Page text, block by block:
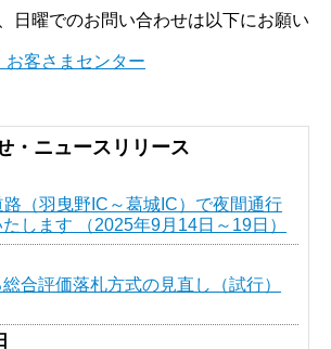
日曜でのお問い合わせは以下にお願い
客さまセンター
・ニュースリリース
路（羽曳野IC～葛󠄀城IC）で夜間通行
します （2025年9月14日～19日）
合評価落札方式の見直し（試行）